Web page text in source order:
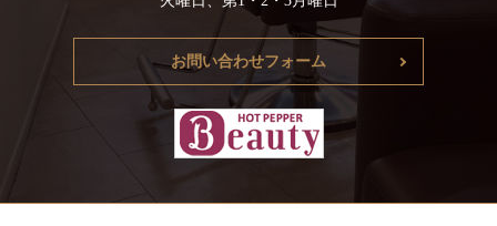
お問い合わせフォーム